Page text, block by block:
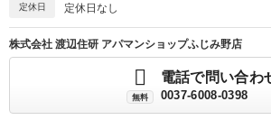
定休日 定休日なし
株式会社 渡辺住研 アパマンショップふじみ野店
無料
電話で問い合わ
0037-6008-0398